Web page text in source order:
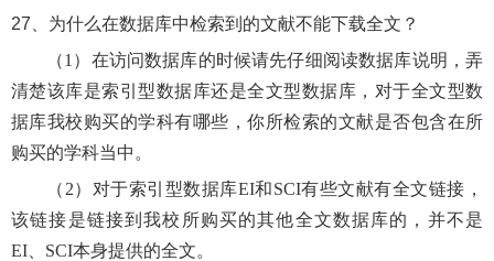
27、 为什么在数据库中检索到的文献不能下载全文？
（1） 在访问数据库的时候请先仔细阅读数据库说明，弄
清楚该库是索引型数据库还是全文型数据库，对于全文型数
据库我校购买的学科有哪些，你所检索的文献是否包含在所
购买的学科当中。
（ 2）对于索引型数据库EI和SCI有些文献有全文链接，
该链接是链接到我校所购买的其他全文数据库的，并不是
EI、SCI本身提供的全文。